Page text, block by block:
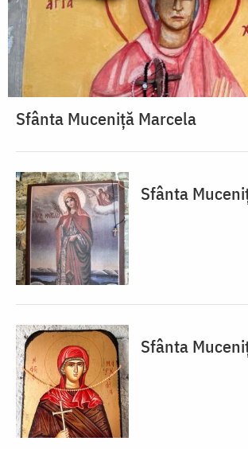
Sfânta Muceniță Marcela
Sfânta
Sfânta